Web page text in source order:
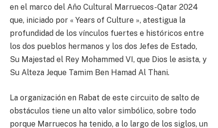
en el marco del Año Cultural Marruecos-Qatar 2024
que, iniciado por « Years of Culture », atestigua la
profundidad de los vínculos fuertes e históricos entre
los dos pueblos hermanos y los dos Jefes de Estado,
Su Majestad el Rey Mohammed VI, que Dios le asista, y
Su Alteza Jeque Tamim Ben Hamad Al Thani.
La organización en Rabat de este circuito de salto de
obstáculos tiene un alto valor simbólico, sobre todo
porque Marruecos ha tenido, a lo largo de los siglos, un